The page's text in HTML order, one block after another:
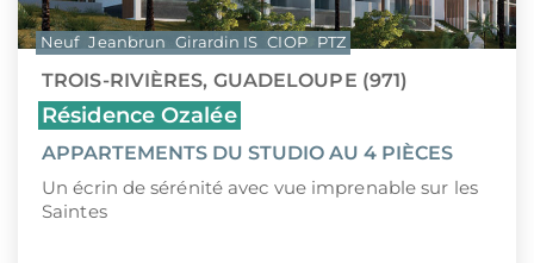
TROIS-RIVIÈRES, GUADELOUPE (971)
Résidence Ozalée
APPARTEMENTS DU STUDIO AU 4 PIÈCES
Un écrin de sérénité avec vue imprenable sur les
Saintes
Neuf Jeanbrun Girardin IS CIOP PTZ